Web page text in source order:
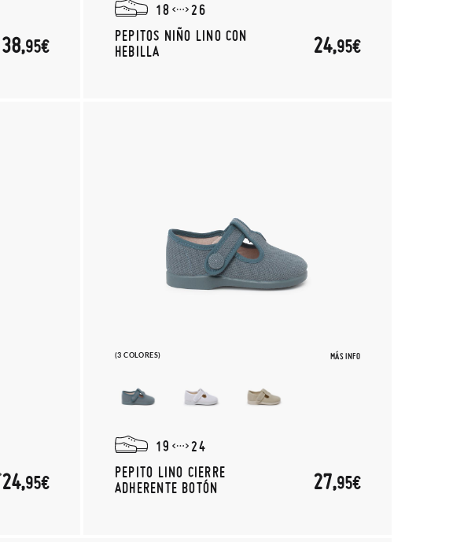
38,95€
18
26
PEPITOS NIÑO LINO CON
HEBILLA
24,95€
24,95€
(3 COLORES) MÁS INFO
19
24
PEPITO LINO CIERRE
ADHERENTE BOTÓN
27,95€